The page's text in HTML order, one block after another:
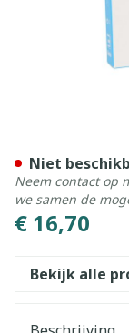
€ 16,70
Niet
Neem contact op
we samen de
Bekijk alle